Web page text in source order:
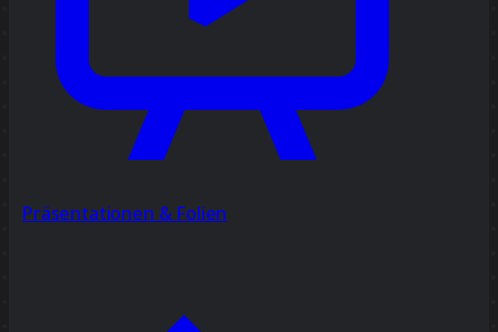
Präsentationen & Folien